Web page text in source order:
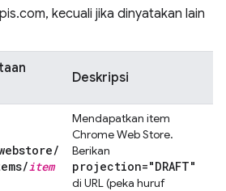
kecuali jika dinyatakan lain
Deskripsi
/
/item
Mendapatkan item
Chrome Web Store.
Berikan
projection="DRAFT"
di URL (peka huruf